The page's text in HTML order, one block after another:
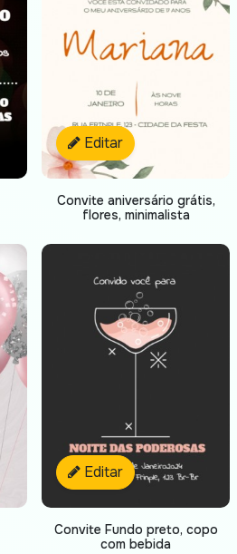
Editar
Convite aniversário grátis,
flores, minimalista
Editar
Convite Fundo preto, copo
com bebida